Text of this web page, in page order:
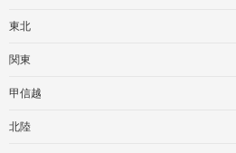
東北
関東
甲信越
北陸